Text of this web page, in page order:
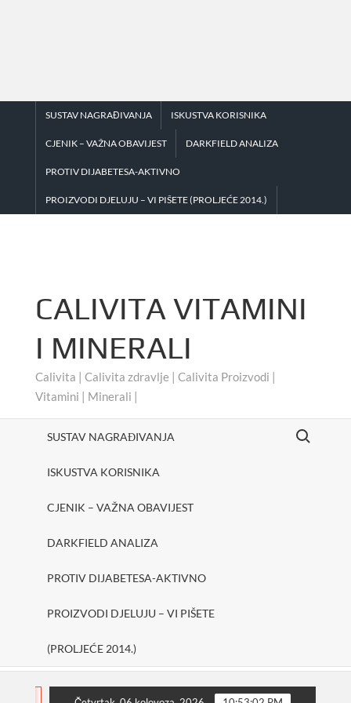
SUSTAV NAGRAĐIVANJA ISKUSTVA KORISNIKA
CJENIK – VAŽNA OBAVIJEST DARKFIELD ANALIZA
PROTIV DIJABETESA-AKTIVNO
PROIZVODI DJELUJU – VI PIŠETE (PROLJEĆE 2014.)
CALIVITA VITAMINI
I MINERALI
Calivita | Calivita zdravlje | Calivita Proizvodi |
Vitamini | Minerali |
SUSTAV NAGRAĐIVANJA
ISKUSTVA KORISNIKA
CJENIK – VAŽNA OBAVIJEST
DARKFIELD ANALIZA
PROTIV DIJABETESA-AKTIVNO
PROIZVODI DJELUJU – VI PIŠETE
(PROLJEĆE 2014.)
Search for: